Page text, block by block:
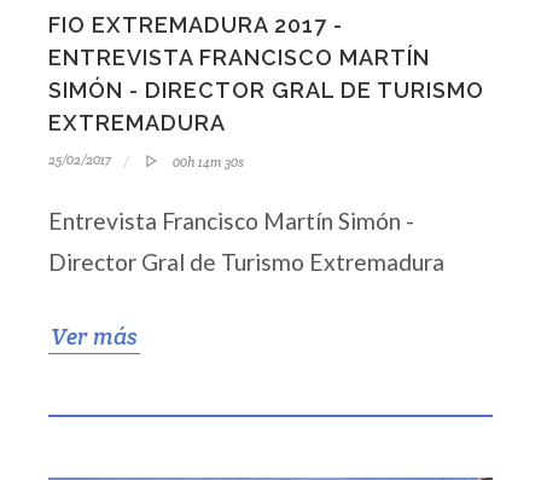
FIO EXTREMADURA 2017 -
ENTREVISTA FRANCISCO MARTÍN
SIMÓN - DIRECTOR GRAL DE TURISMO
EXTREMADURA
25/02/2017 00h 14m 30s
Entrevista Francisco Martín Simón -
Director Gral de Turismo Extremadura
Ver más